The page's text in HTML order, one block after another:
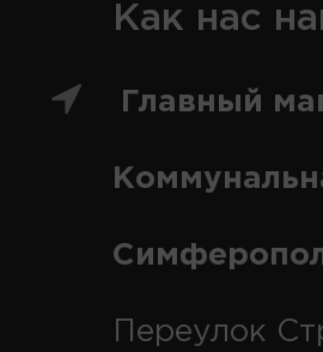
Как нас
Главный
Переулок